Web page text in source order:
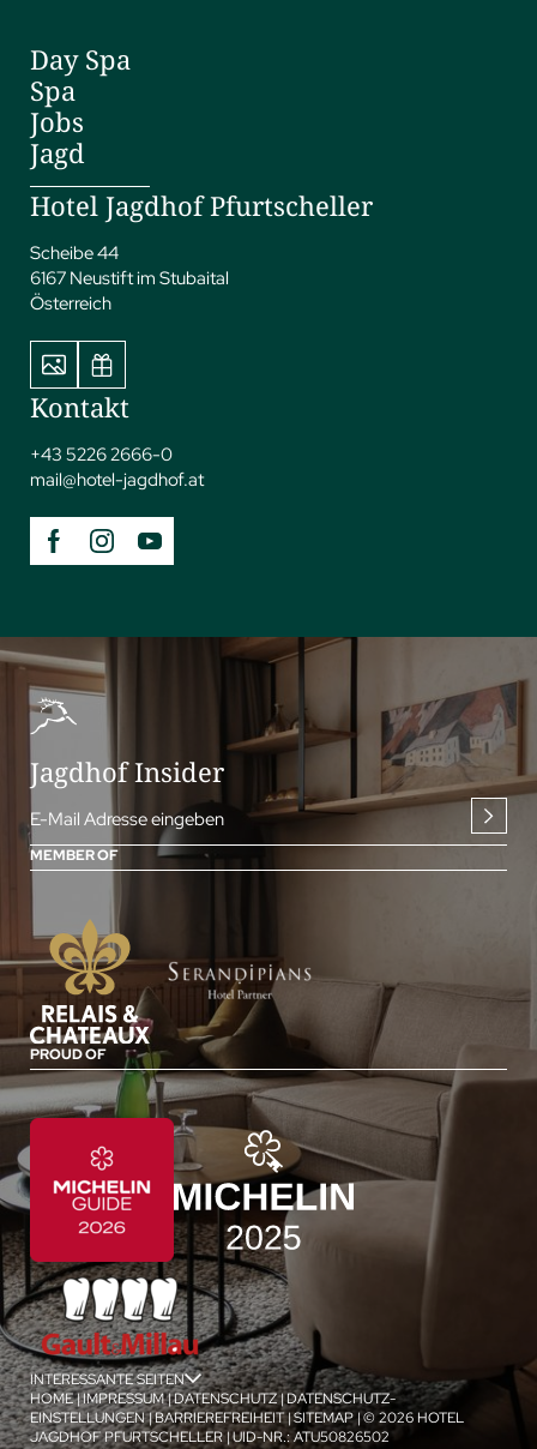
jSPA
Day Spa
Spa
Jobs
Jagd
Hotel Jagdhof Pfurtscheller
Scheibe 44
6167 Neustift im Stubaital
Österreich
Kontakt
+43 5226 2666-0
mail@hotel-jagdhof.at
Jagdhof Insider
E-Mail Adresse eingeben
MEMBER OF
PROUD OF
INTERESSANTE SEITEN
HOME|IMPRESSUM|DATENSCHUTZ|DATENSCHUTZ-
EINSTELLUNGEN|BARRIEREFREIHEIT|SITEMAP|© 2026 HOTEL
JAGDHOF PFURTSCHELLER|UID-NR.: ATU50826502